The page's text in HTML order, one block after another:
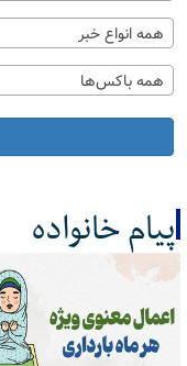
همه انواع خبر
همه باکس‌ها
پیام خانواده
کل اخبار:15313